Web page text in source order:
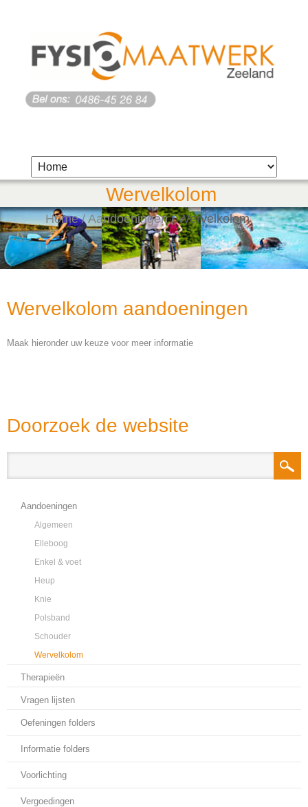
Wervelkolom
Home/Aandoeningen/Wervelkolom
Wervelkolom aandoeningen
Maak hieronder uw keuze voor meer informatie
Doorzoek de website
Aandoeningen
Algemeen
Elleboog
Enkel & voet
Heup
Knie
Polsband
Schouder
Wervelkolom
Therapieën
Vragen lijsten
Oefeningen folders
Informatie folders
Voorlichting
Vergoedingen